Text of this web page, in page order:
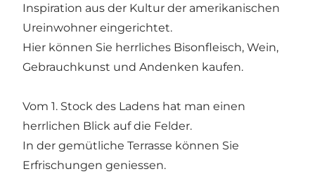
Inspiration aus der Kultur der amerikanischen
Ureinwohner eingerichtet.
Hier können Sie herrliches Bisonfleisch, Wein,
Gebrauchkunst und Andenken kaufen.
Vom 1. Stock des Ladens hat man einen
herrlichen Blick auf die Felder.
In der gemütliche Terrasse können Sie
Erfrischungen geniessen.